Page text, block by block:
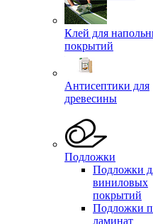
Клей для
покрытий
Антисептики для
древесины
Подложки
Подложки
виниловых
покрытий
Подложки
ламинат